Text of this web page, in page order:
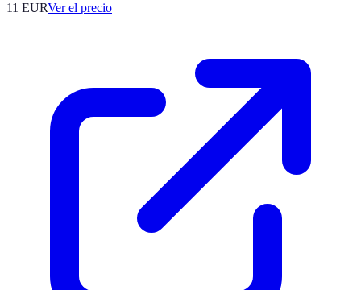
11 EURVer el precio